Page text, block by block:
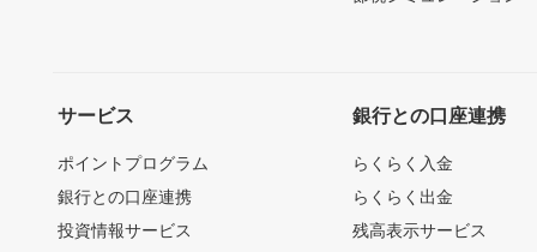
サービス
ポイントプログラム
銀行との口座連携
投資情報サービス
銀行との口座連携
らくらく入金
らくらく出金
残高表示サービス